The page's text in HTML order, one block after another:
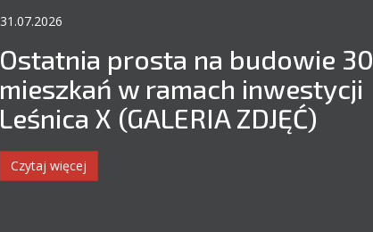
31.07.2026
Ostatnia prosta na budowie 30
mieszkań w ramach inwestycji
Leśnica X (GALERIA ZDJĘĆ)
Czytaj więcej